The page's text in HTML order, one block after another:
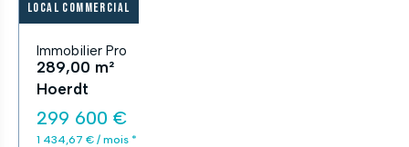
Local commercial
Immobilier Pro
289,00 m²
Hoerdt
299 600 €
1 434,67 € / mois *